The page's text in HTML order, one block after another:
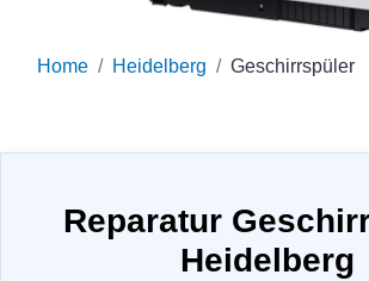
Home Heidelberg Geschirrspüler
Reparatur
Heidelberg